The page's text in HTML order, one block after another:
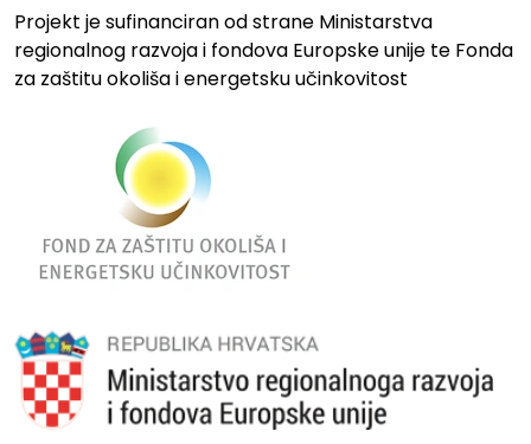
Projekt je sufinanciran od strane Ministarstva
regionalnog razvoja i fondova Europske unije te Fonda
za zaštitu okoliša i energetsku učinkovitost